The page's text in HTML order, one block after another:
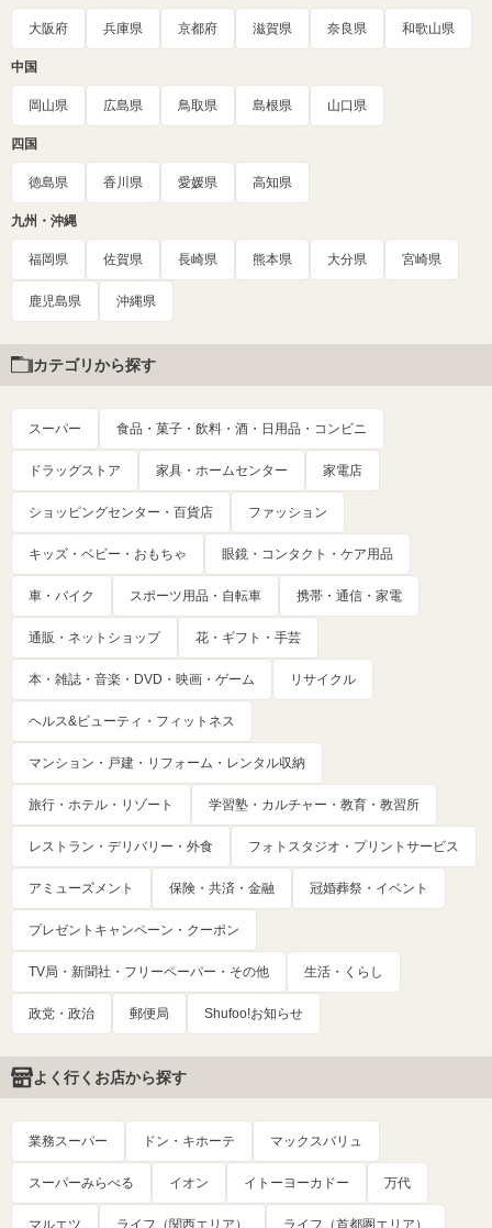
大阪府 兵庫県 京都府 滋賀県 奈良県 和歌山県
中国
岡山県 広島県 鳥取県 島根県 山口県
四国
徳島県 香川県 愛媛県 高知県
九州・沖縄
福岡県 佐賀県 長崎県 熊本県 大分県 宮崎県
鹿児島県 沖縄県
カテゴリから探す
スーパー 食品・菓子・飲料・酒・日用品・コンビニ
ドラッグストア 家具・ホームセンター 家電店
ショッピングセンター・百貨店 ファッション
キッズ・ベビー・おもちゃ 眼鏡・コンタクト・ケア用品
車・バイク スポーツ用品・自転車 携帯・通信・家電
通販・ネットショップ 花・ギフト・手芸
本・雑誌・音楽・DVD・映画・ゲーム リサイクル
ヘルス&ビューティ・フィットネス
マンション・戸建・リフォーム・レンタル収納
旅行・ホテル・リゾート 学習塾・カルチャー・教育・教習所
レストラン・デリバリー・外食 フォトスタジオ・プリントサービス
アミューズメント 保険・共済・金融 冠婚葬祭・イベント
プレゼントキャンペーン・クーポン
TV局・新聞社・フリーペーパー・その他 生活・くらし
政党・政治 郵便局 Shufoo!お知らせ
よく行くお店から探す
業務スーパー ドン・キホーテ マックスバリュ
スーパーみらべる イオン イトーヨーカドー 万代
マルエツ ライフ（関西エリア） ライフ（首都圏エリア）